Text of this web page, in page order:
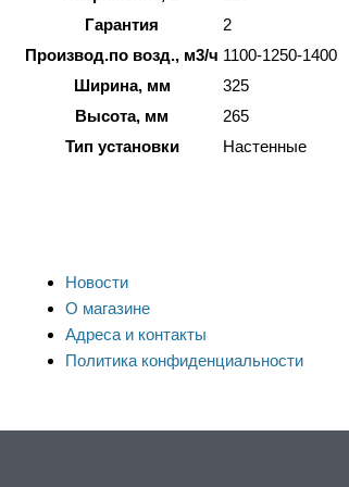
Гарантия
2
Производ.по возд., м3/ч 1100-1250-1400
Ширина, мм
325
Высота, мм
265
Тип установки
Настенные
Новости
О магазине
Адреса и контакты
Политика конфиденциальности